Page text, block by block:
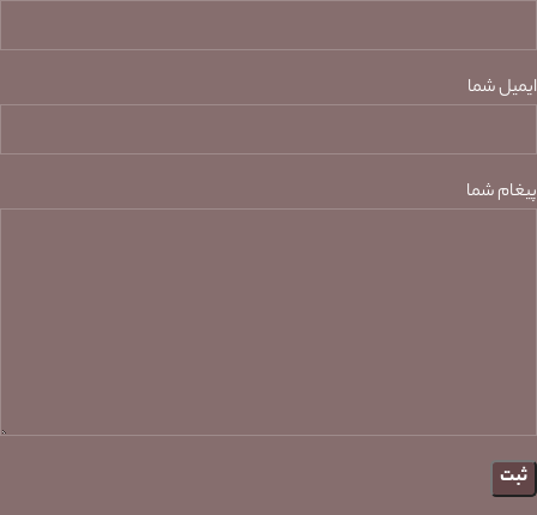
ایمیل شما
پیغام شما